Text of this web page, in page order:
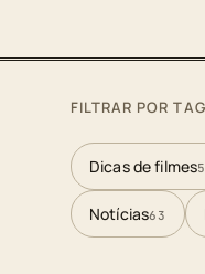
FILTRAR POR TAG
Dicas de filmes
Notícias63